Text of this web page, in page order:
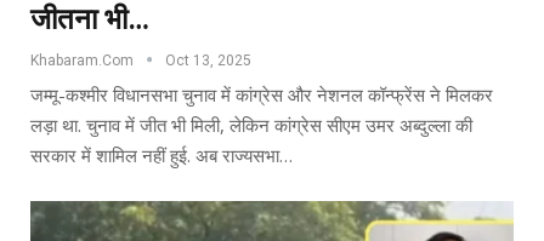
जीतना भी…
Khabaram.Com Oct 13, 2025
जम्मू-कश्मीर विधानसभा चुनाव में कांग्रेस और नेशनल कॉन्फ्रेंस ने मिलकर
लड़ा था. चुनाव में जीत भी मिली, लेकिन कांग्रेस सीएम उमर अब्दुल्ला की
सरकार में शामिल नहीं हुई. अब राज्यसभा…